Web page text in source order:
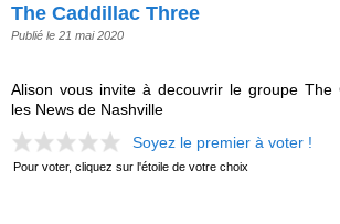
The Caddillac Three
Publié le 21 mai 2020
Alison vous invite à decouvrir le groupe The
les News de Nashville
Soyez le premier à voter !
Pour voter, cliquez sur l'étoile de votre choix